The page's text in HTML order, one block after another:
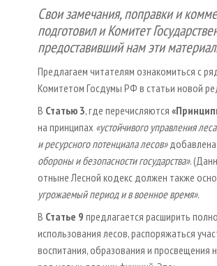
Свои замечания, поправки и
подготовил и Комитет
предоставивший нам эти
Предлагаем читателям ознакомиться с
Комитетом Госдумы РФ в статьи новой
В Статью 3, где перечисляются
на принципах «устойчивого управления
и ресурсного потенциала лесов»
обороны и безопасности государства».
отныне Лесной кодекс должен также
угрожаемый период и в военное время».
В Статье 9 предлагается расширить
использования лесов, распоряжаться
воспитания, образования и просвещения